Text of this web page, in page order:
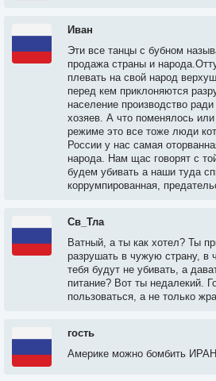
Иван
Эти все танцы с бубном
продажа страны и
плевать на свой народ
перед кем приклоняются
население производство
хозяев. А что поменялось
режиме это все тоже люди
России у нас самая
народа. Нам щас говорят с
будем убивать а наши туда
коррумпированная,
Св_Тла
Ватный, а ты как хотел? Ты
разрушать в чужую страну, в
тебя будут не убивать, а
питание? Вот ты недалекий.
пользоваться, а не только
гость
Америке можно бомбить